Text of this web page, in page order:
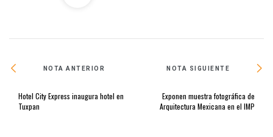
NOTA ANTERIOR
Hotel City Express inaugura hotel en
Tuxpan
NOTA SIGUIENTE
Exponen muestra fotográfica de
Arquitectura Mexicana en el IMP